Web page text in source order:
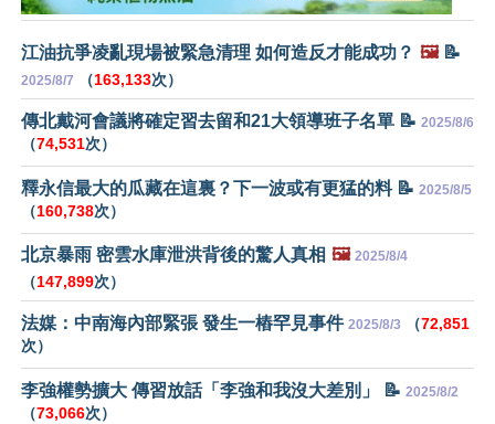
江油抗爭凌亂現場被緊急清理 如何造反才能成功？ 🖼️📝
2025/8/7 （163,133次）
傳北戴河會議將確定習去留和21大領導班子名單 📝 2025/8/6
（74,531次）
釋永信最大的瓜藏在這裏？下一波或有更猛的料 📝 2025/8/5
（160,738次）
北京暴雨 密雲水庫泄洪背後的驚人真相 🖼️ 2025/8/4
（147,899次）
法媒：中南海內部緊張 發生一樁罕見事件 2025/8/3 （72,851
次）
李強權勢擴大 傳習放話「李強和我沒大差別」 📝 2025/8/2
（73,066次）